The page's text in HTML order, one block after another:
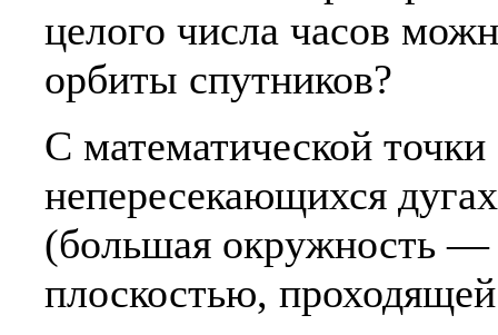
целого числа часов
орбиты спутников?
С математической точки
непересекающихся
(большая окружность —
плоскостью,